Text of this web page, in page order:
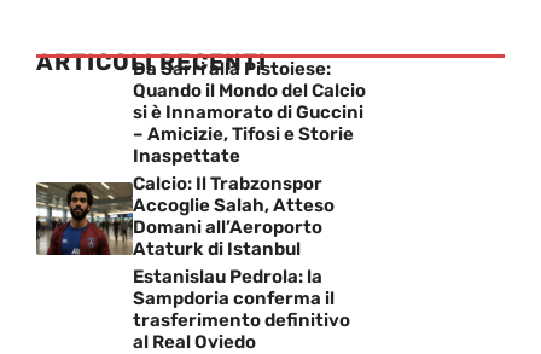
ARTICOLI RECENTI
Da Sarri alla Pistoiese:
Quando il Mondo del Calcio
si è Innamorato di Guccini
– Amicizie, Tifosi e Storie
Inaspettate
Calcio: Il Trabzonspor
Accoglie Salah, Atteso
Domani all’Aeroporto
Ataturk di Istanbul
Estanislau Pedrola: la
Sampdoria conferma il
trasferimento definitivo
al Real Oviedo